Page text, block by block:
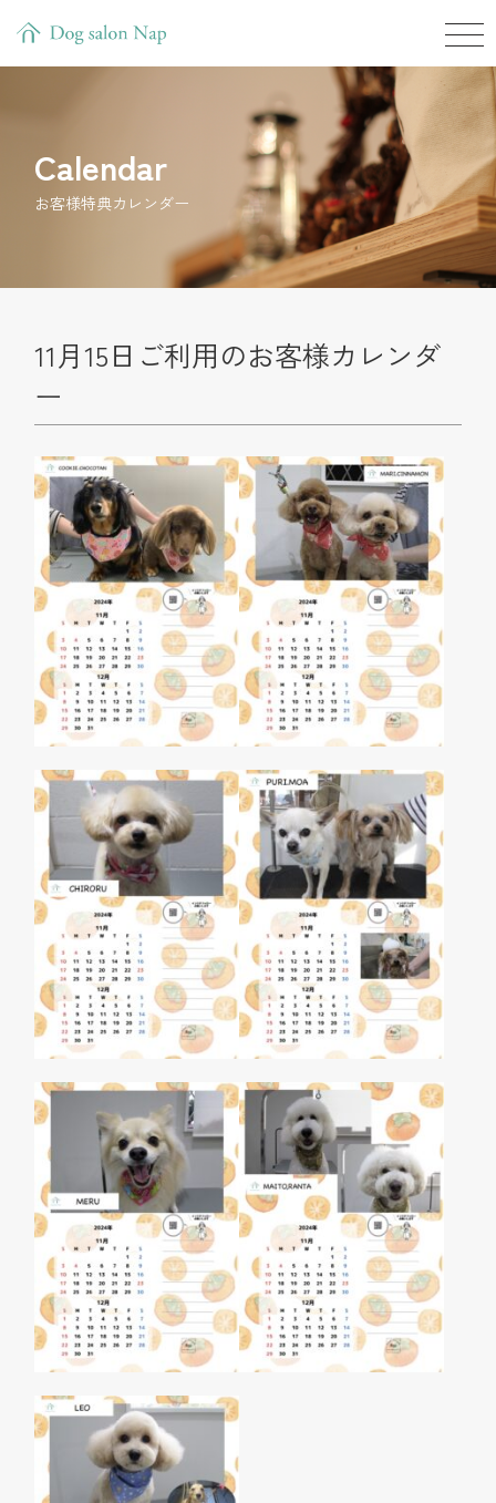
Calendar
お客様特典カレンダー
11月15日ご利用のお客様カレンダ
ー